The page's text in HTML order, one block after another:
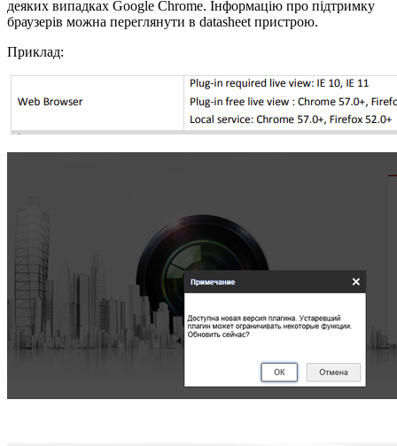
деяких випадках Google Chrome. Інформацію про підтримку
браузерів можна переглянути в datasheet пристрою.
Приклад: